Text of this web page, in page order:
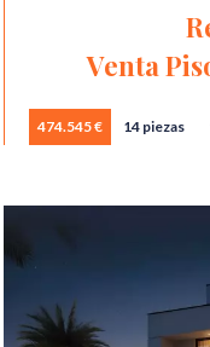
Venta
474.545 € 14 piezas